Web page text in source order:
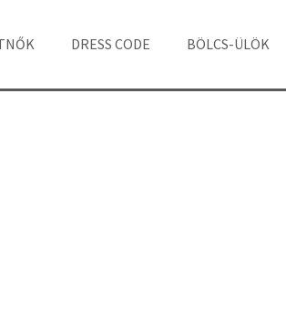
DRESS CODE BÖLCS-ÜLÖK